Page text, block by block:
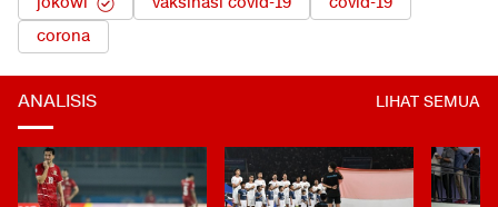
corona
ANALISIS LIHAT SEMUA